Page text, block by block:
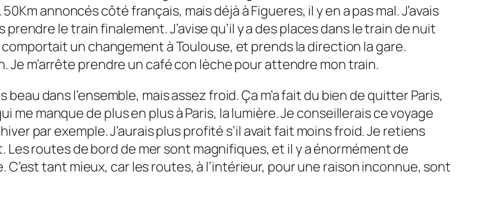
annoncés côté français, mais déjà à Figueres, il y en a pas mal. J’avais
le train finalement. J’avise qu’il y a des places dans le train de nuit
un changement à Toulouse, et prends la direction la gare.
Je m’arrête prendre un café con lèche pour attendre mon train.
dans l’ensemble, mais assez froid. Ça m’a fait du bien de quitter Paris,
me manque de plus en plus à Paris, la lumière. Je conseillerais ce voyage
par exemple. J’aurais plus profité s’il avait fait moins froid. Je retiens
routes de bord de mer sont magnifiques, et il y a énormément de
C’est tant mieux, car les routes, à l’intérieur, pour une raison inconnue, sont